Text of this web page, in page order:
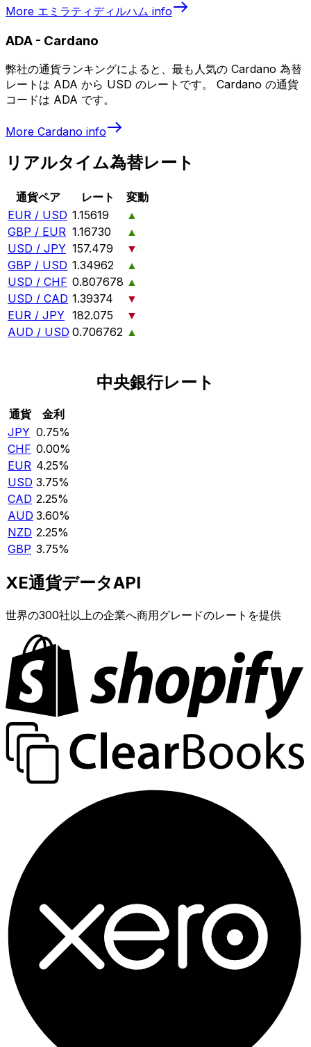
More エミラティディルハム info
ADA - Cardano
弊社の通貨ランキングによると、最も人気の Cardano 為替
レートは ADA から USD のレートです。 Cardano の通貨
コードは ADA です。
More Cardano info
リアルタイム為替レート
通貨ペア レート
変動
EUR / USD 1.15619
▲
GBP / EUR 1.16730
▲
USD / JPY 157.479
▼
GBP / USD 1.34962
▲
USD / CHF 0.807678 ▲
USD / CAD 1.39374
▼
EUR / JPY 182.075
▼
AUD / USD 0.706762 ▲
中央銀行レート
通貨
金利
JPY 0.75%
CHF 0.00%
EUR 4.25%
USD 3.75%
CAD 2.25%
AUD 3.60%
NZD 2.25%
GBP 3.75%
XE通貨データAPI
世界の300社以上の企業へ商用グレードのレートを提供